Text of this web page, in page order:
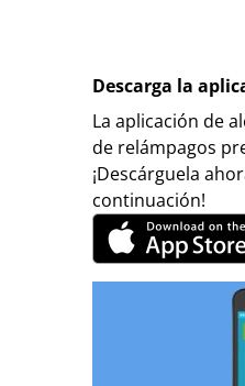
Descarga la
La aplicación de
de relámpagos
¡Descárguela
continuación!